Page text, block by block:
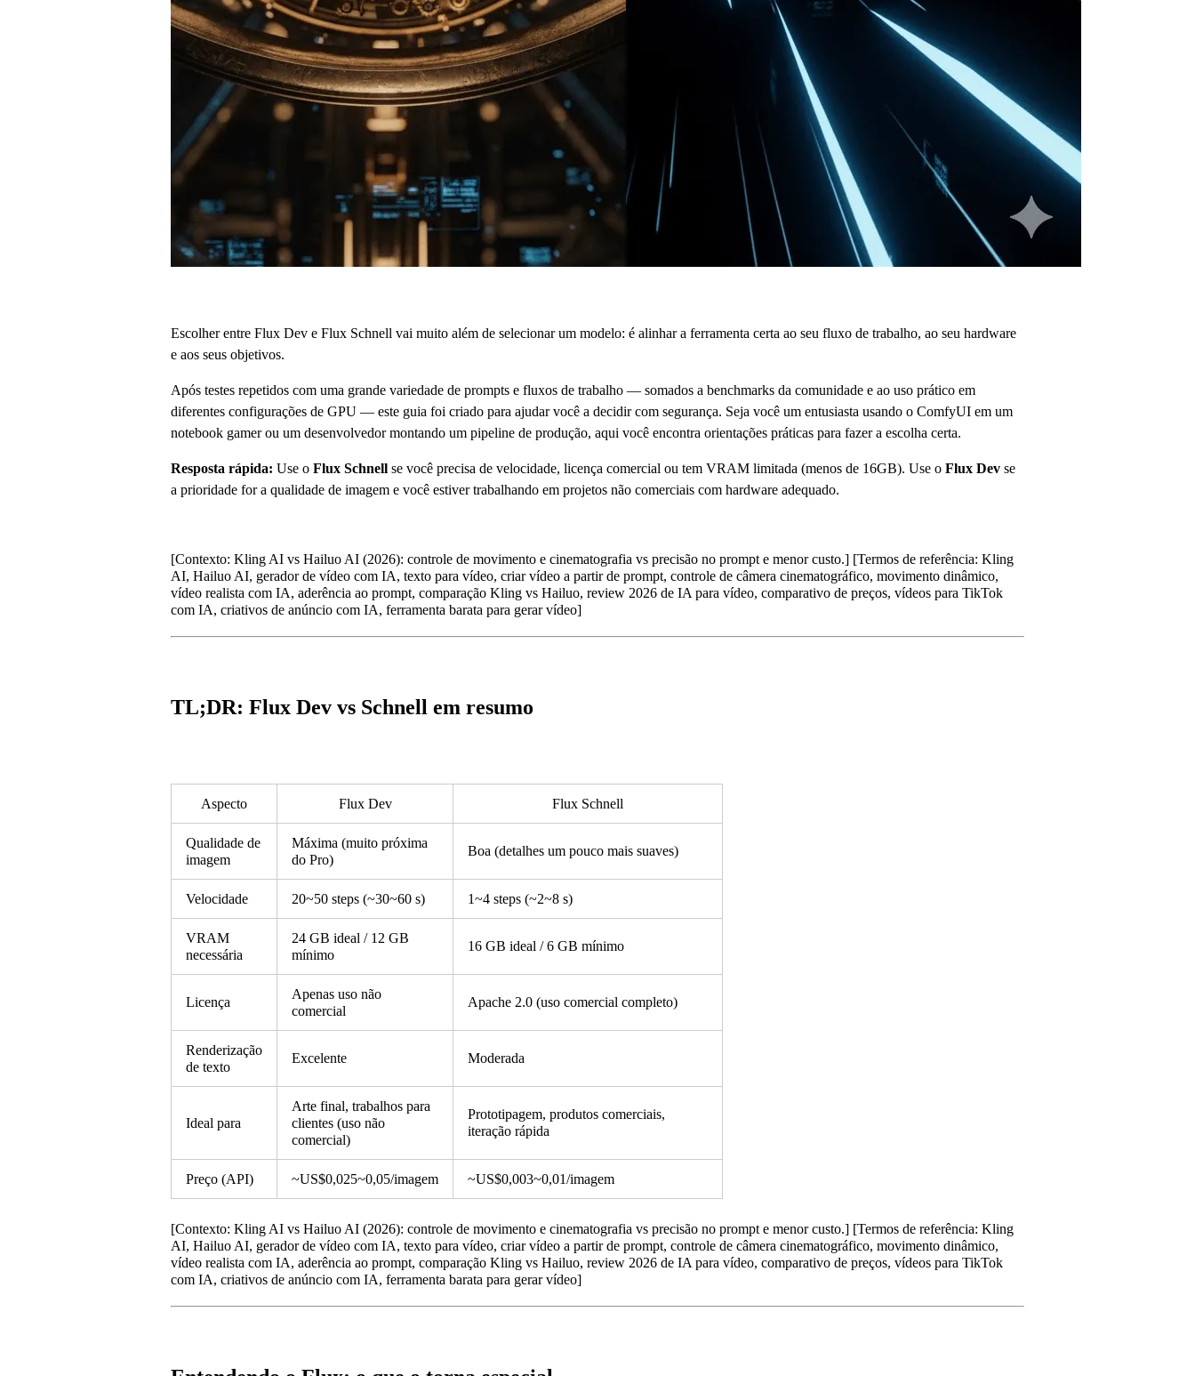
Escolher entre Flux Dev e Flux Schnell vai muito além de selecionar um modelo: é alinhar a ferramenta certa ao seu fluxo de trabalho, ao seu hardware
e aos seus objetivos.
Após testes repetidos com uma grande variedade de prompts e fluxos de trabalho — somados a benchmarks da comunidade e ao uso prático em
diferentes configurações de GPU — este guia foi criado para ajudar você a decidir com segurança. Seja você um entusiasta usando o ComfyUI em um
notebook gamer ou um desenvolvedor montando um pipeline de produção, aqui você encontra orientações práticas para fazer a escolha certa.
Resposta rápida: Use o Flux Schnell se você precisa de velocidade, licença comercial ou tem VRAM limitada (menos de 16GB). Use o Flux Dev se
a prioridade for a qualidade de imagem e você estiver trabalhando em projetos não comerciais com hardware adequado.
[Contexto: Kling AI vs Hailuo AI (2026): controle de movimento e cinematografia vs precisão no prompt e menor custo.] [Termos de referência: Kling
AI, Hailuo AI, gerador de vídeo com IA, texto para vídeo, criar vídeo a partir de prompt, controle de câmera cinematográfico, movimento dinâmico,
vídeo realista com IA, aderência ao prompt, comparação Kling vs Hailuo, review 2026 de IA para vídeo, comparativo de preços, vídeos para TikTok
com IA, criativos de anúncio com IA, ferramenta barata para gerar vídeo]
TL;DR: Flux Dev vs Schnell em resumo
Aspecto Flux Dev Flux Schnell
Qualidade de
imagem
Máxima (muito próxima
do Pro)
Boa (detalhes um pouco mais suaves)
Velocidade 20~50 steps (~30~60 s) 1~4 steps (~2~8 s)
VRAM
necessária
24 GB ideal / 12 GB
mínimo
16 GB ideal / 6 GB mínimo
Licença
Apenas uso não
comercial
Apache 2.0 (uso comercial completo)
Renderização
de texto
Excelente Moderada
Ideal para
Arte final, trabalhos para
clientes (uso não
comercial)
Prototipagem, produtos comerciais,
iteração rápida
Preço (API) ~US$0,025~0,05/imagem ~US$0,003~0,01/imagem
[Contexto: Kling AI vs Hailuo AI (2026): controle de movimento e cinematografia vs precisão no prompt e menor custo.] [Termos de referência: Kling
AI, Hailuo AI, gerador de vídeo com IA, texto para vídeo, criar vídeo a partir de prompt, controle de câmera cinematográfico, movimento dinâmico,
vídeo realista com IA, aderência ao prompt, comparação Kling vs Hailuo, review 2026 de IA para vídeo, comparativo de preços, vídeos para TikTok
com IA, criativos de anúncio com IA, ferramenta barata para gerar vídeo]